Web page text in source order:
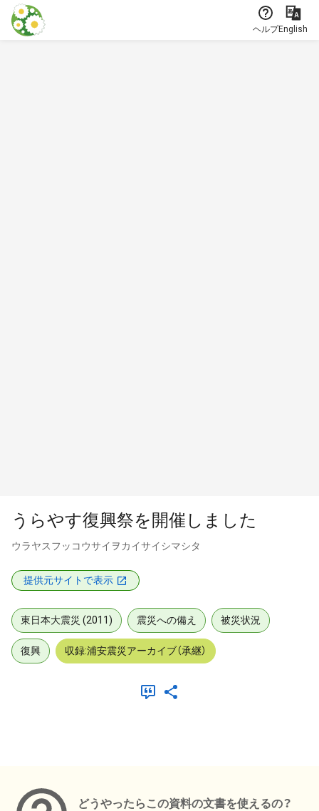
本文に飛ぶ
ヘルプEnglish
うらやす復興祭を開催しました
ウラヤスフッコウサイヲカイサイシマシタ
提供元サイトで表示
東日本大震災 (2011) 震災への備え 被災状況
復興 収録:浦安震災アーカイブ（承継）
どうやったらこの資料の文書を使えるの？